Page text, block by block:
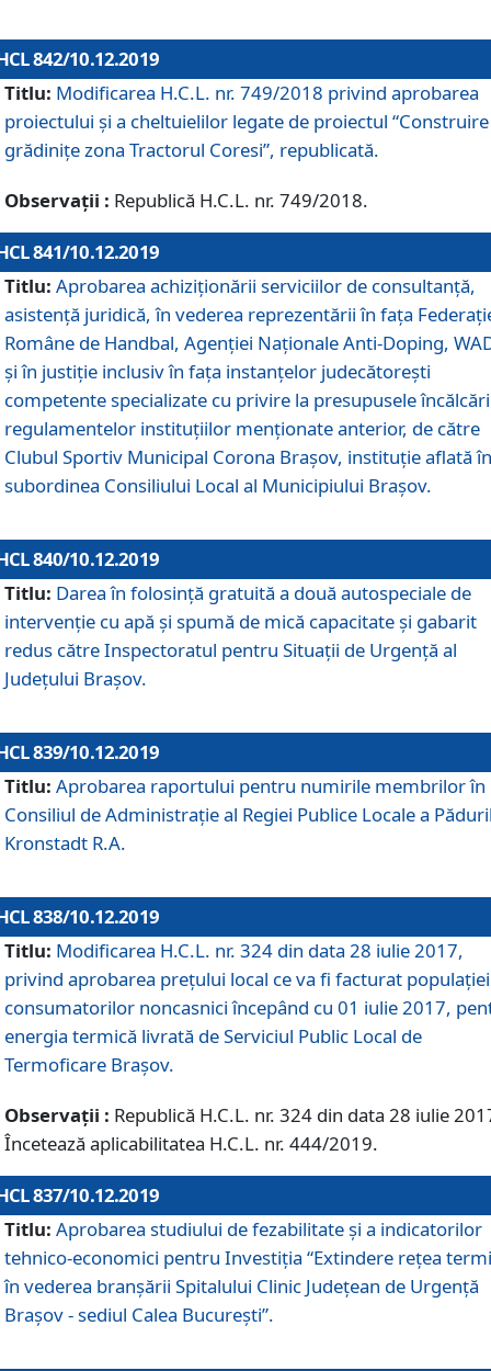
842/10.12.2019
Titlu: Modificarea H.C.L. nr. 749/2018 privind aprobarea
proiectului și a cheltuielilor legate de proiectul “Construire
grădinițe zona Tractorul Coresi”, republicată.
Observații : Republică H.C.L. nr. 749/2018.
841/10.12.2019
Titlu: Aprobarea achiziționării serviciilor de consultanță,
asistență juridică, în vederea reprezentării în fața
Române de Handbal, Agenției Naționale Anti-Doping,
și în justiție inclusiv în fața instanțelor judecătorești
competente specializate cu privire la presupusele
regulamentelor instituțiilor menționate anterior, de către
Clubul Sportiv Municipal Corona Braşov, instituție aflată în
subordinea Consiliului Local al Municipiului Brașov.
840/10.12.2019
Titlu: Darea în folosință gratuită a două autospeciale de
intervenție cu apă și spumă de mică capacitate și gabarit
redus către Inspectoratul pentru Situaţii de Urgenţă al
Judeţului Brașov.
839/10.12.2019
Titlu: Aprobarea raportului pentru numirile membrilor în
Consiliul de Administraţie al Regiei Publice Locale a
Kronstadt R.A.
838/10.12.2019
Titlu: Modificarea H.C.L. nr. 324 din data 28 iulie 2017,
privind aprobarea preţului local ce va fi facturat
consumatorilor noncasnici începând cu 01 iulie 2017,
energia termică livrată de Serviciul Public Local de
Termoficare Braşov.
Observații : Republică H.C.L. nr. 324 din data 28 iulie
Încetează aplicabilitatea H.C.L. nr. 444/2019.
837/10.12.2019
Titlu: Aprobarea studiului de fezabilitate și a indicatorilor
tehnico-economici pentru Investiția “Extindere rețea
în vederea branșării Spitalului Clinic Județean de Urgență
Brașov - sediul Calea București”.